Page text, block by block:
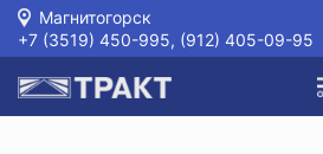
Магнитогорск
+7 (3519) 450-995, (912) 405-09-95